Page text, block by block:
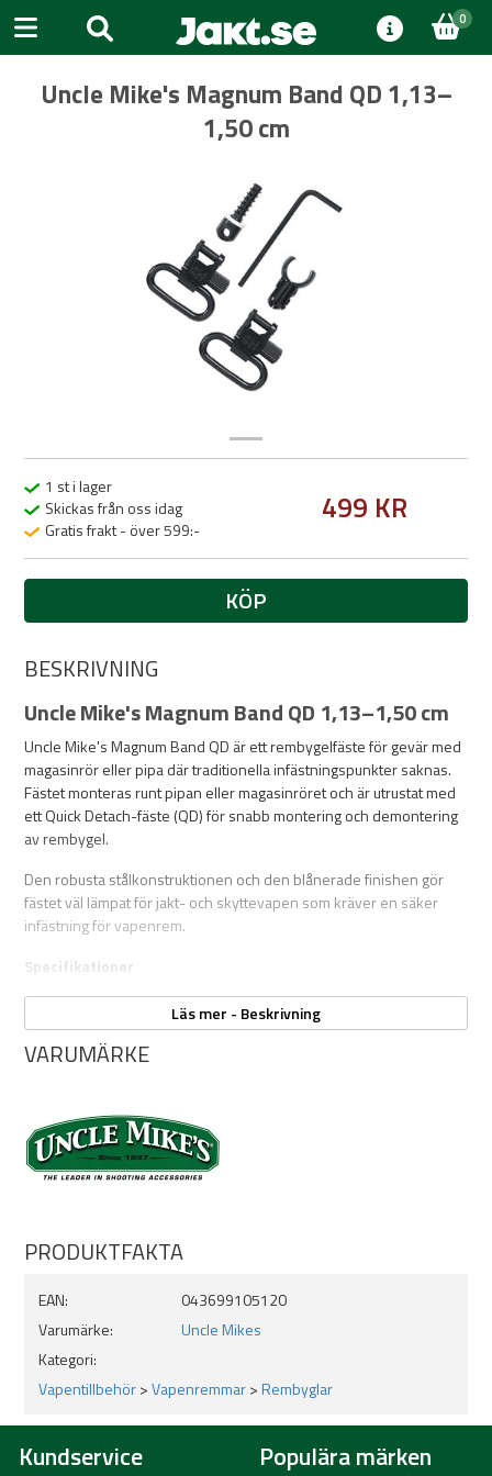
0
Uncle Mike's Magnum Band QD 1,13–
1,50 cm
1 st i lager
Skickas från oss idag
Gratis frakt - över 599:-
499 KR
KÖP
BESKRIVNING
Uncle Mike's Magnum Band QD 1,13–1,50 cm
Uncle Mike's Magnum Band QD är ett rembygelfäste för gevär med
magasinrör eller pipa där traditionella infästningspunkter saknas.
Fästet monteras runt pipan eller magasinröret och är utrustat med
ett Quick Detach-fäste (QD) för snabb montering och demontering
av rembygel.
Den robusta stålkonstruktionen och den blånerade finishen gör
fästet väl lämpat för jakt- och skyttevapen som kräver en säker
infästning för vapenrem.
Specifikationer
Modell: Uncle Mike's Magnum Band QD
Typ: Rembygelfäste
Quick Detach-fäste (QD)
Finish: Blånerad
Passar gevär med pipa eller magasinrör
Läs mer - Beskrivning
VARUMÄRKE
PRODUKTFAKTA
EAN:
043699105120
Varumärke:
Uncle Mikes
Kategori:
Vapentillbehör>Vapenremmar>Rembyglar
Kundservice Populära märken